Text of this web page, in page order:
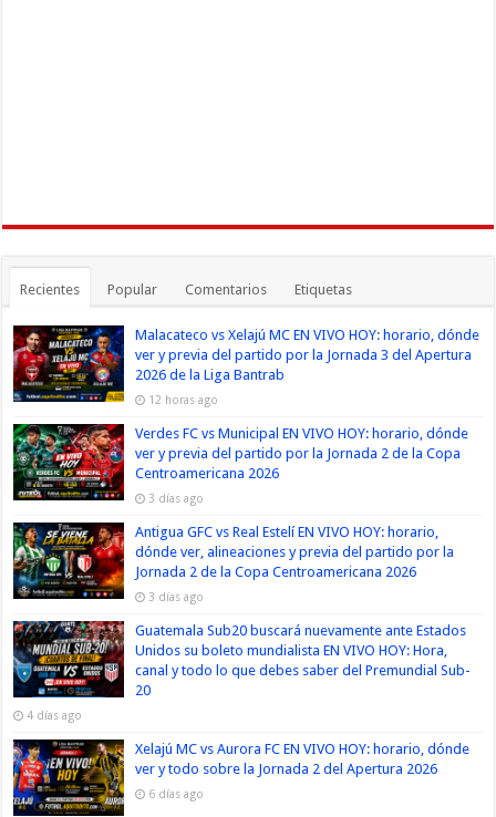
Recientes Popular Comentarios Etiquetas
Malacateco vs Xelajú MC EN VIVO HOY: horario, dónde
ver y previa del partido por la Jornada 3 del Apertura
2026 de la Liga Bantrab
12 horas ago
Verdes FC vs Municipal EN VIVO HOY: horario, dónde
ver y previa del partido por la Jornada 2 de la Copa
Centroamericana 2026
3 días ago
Antigua GFC vs Real Estelí EN VIVO HOY: horario,
dónde ver, alineaciones y previa del partido por la
Jornada 2 de la Copa Centroamericana 2026
3 días ago
Guatemala Sub20 buscará nuevamente ante Estados
Unidos su boleto mundialista EN VIVO HOY: Hora,
canal y todo lo que debes saber del Premundial Sub-
20
4 días ago
Xelajú MC vs Aurora FC EN VIVO HOY: horario, dónde
ver y todo sobre la Jornada 2 del Apertura 2026
6 días ago